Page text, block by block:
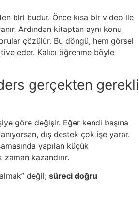
biri budur. Önce kısa bir video ile
Ardından kitaptan aynı konu
çözülür. Bu döngü, hem görsel
eder. Kalıcı öğrenme böyle
gerçekten gerekli
göre değişir. Eğer kendi başına
dış destek çok işe yarar.
yapılan küçük
kazandırır.
değil; süreci doğru